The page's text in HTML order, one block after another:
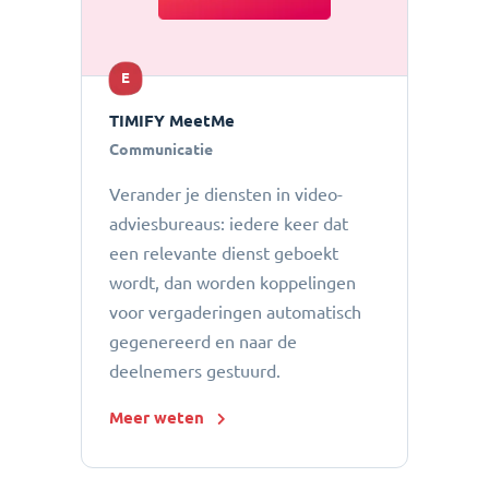
E
TIMIFY MeetMe
Communicatie
Verander je diensten in video-
adviesbureaus: iedere keer dat
een relevante dienst geboekt
wordt, dan worden koppelingen
voor vergaderingen automatisch
gegenereerd en naar de
deelnemers gestuurd.
Meer weten